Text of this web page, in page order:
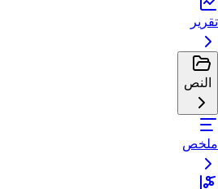
تقرير
النص
ملخص